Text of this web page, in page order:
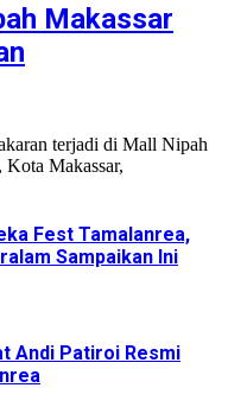
Makassar
terjadi di Mall Nipah
Kota Makassar,
Fest Tamalanrea,
Sampaikan Ini
Andi Patiroi Resmi